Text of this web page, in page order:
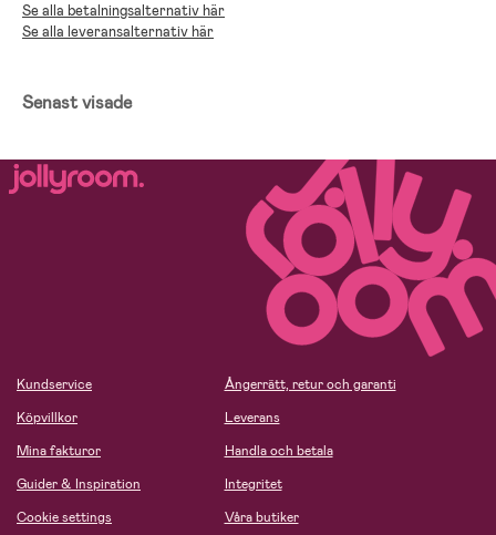
Se alla betalningsalternativ här
Se alla leveransalternativ här
Senast visade
Kundservice
Köpvillkor
Mina fakturor
Guider & Inspiration
Cookie settings
Ångerrätt, retur och garanti
Leverans
Handla och betala
Integritet
Våra butiker